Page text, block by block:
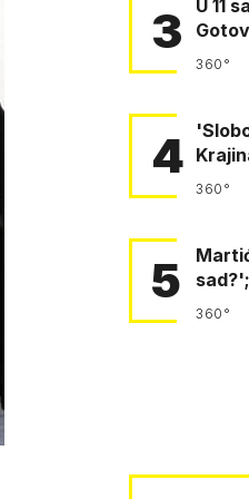
3
U 11 sati
4.
360°
4
360°
5
360°